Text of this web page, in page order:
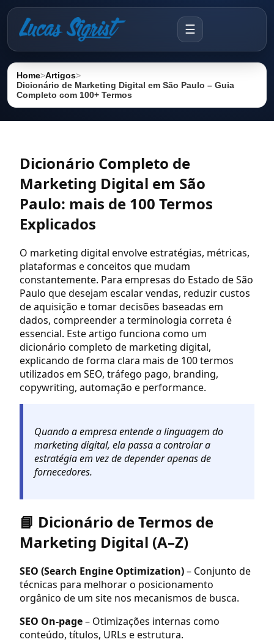
☰
Home>Artigos>
Dicionário de Marketing Digital em São Paulo – Guia
Completo com 100+ Termos
Dicionário Completo de
Marketing Digital em São
Paulo: mais de 100 Termos
Explicados
O marketing digital envolve estratégias, métricas,
plataformas e conceitos que mudam
constantemente. Para empresas do Estado de São
Paulo que desejam escalar vendas, reduzir custos
de aquisição e tomar decisões baseadas em
dados, compreender a terminologia correta é
essencial. Este artigo funciona como um
dicionário completo de marketing digital,
explicando de forma clara mais de 100 termos
utilizados em SEO, tráfego pago, branding,
copywriting, automação e performance.
Quando a empresa entende a linguagem do
marketing digital, ela passa a controlar a
estratégia em vez de depender apenas de
fornecedores.
📘 Dicionário de Termos de
Marketing Digital (A–Z)
SEO (Search Engine Optimization)– Conjunto de
técnicas para melhorar o posicionamento
orgânico de um site nos mecanismos de busca.
SEO On-page– Otimizações internas como
conteúdo, títulos, URLs e estrutura.